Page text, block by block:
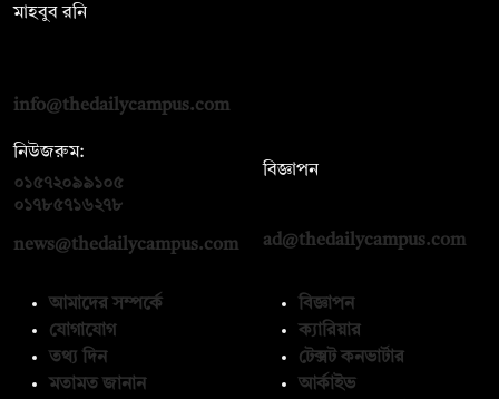
মাহবুব রনি
info@thedailycampus.com
নিউজরুম:
০১৫৭২০৯৯১০৫
০১৭৮৫৭১৬২৭৮
news@thedailycampus.com
বিজ্ঞাপন
ad@thedailycampus.com
আমাদের সম্পর্কে
যোগাযোগ
তথ্য দিন
মতামত জানান
বিজ্ঞাপন
ক্যারিয়ার
টেক্সট কনভার্টার
আর্কাইভ